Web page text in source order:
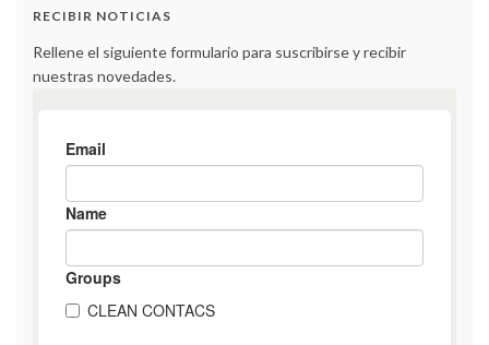
RECIBIR NOTICIAS
Rellene el siguiente formulario para suscribirse y recibir
nuestras novedades.